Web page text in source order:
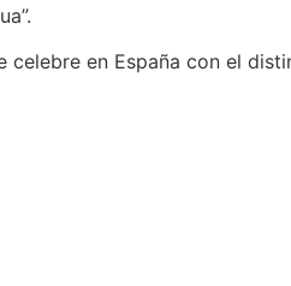
en España con el